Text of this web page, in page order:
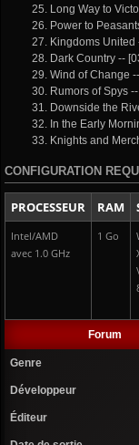
25. Long Way to
26. Power to
27. Kingdoms United
28. Dark Country --
29. Wind of Change
30. Rumors of Spys
31. Downside the
32. In the Early
33. Knights and
CONFIGURATION
PROCESSEUR RAM
Intel/AMD
avec 1.0 GHz
1 Go
Forum
Genre
Développeur
Éditeur